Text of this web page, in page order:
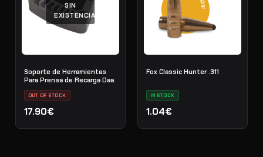
SIN
EXISTENCIAS
Soporte de Herramientas
Para Prensa de Recarga Daa
OUT OF STOCK
17.90€
Fox Classic Hunter .311
IN STOCK
1.04€